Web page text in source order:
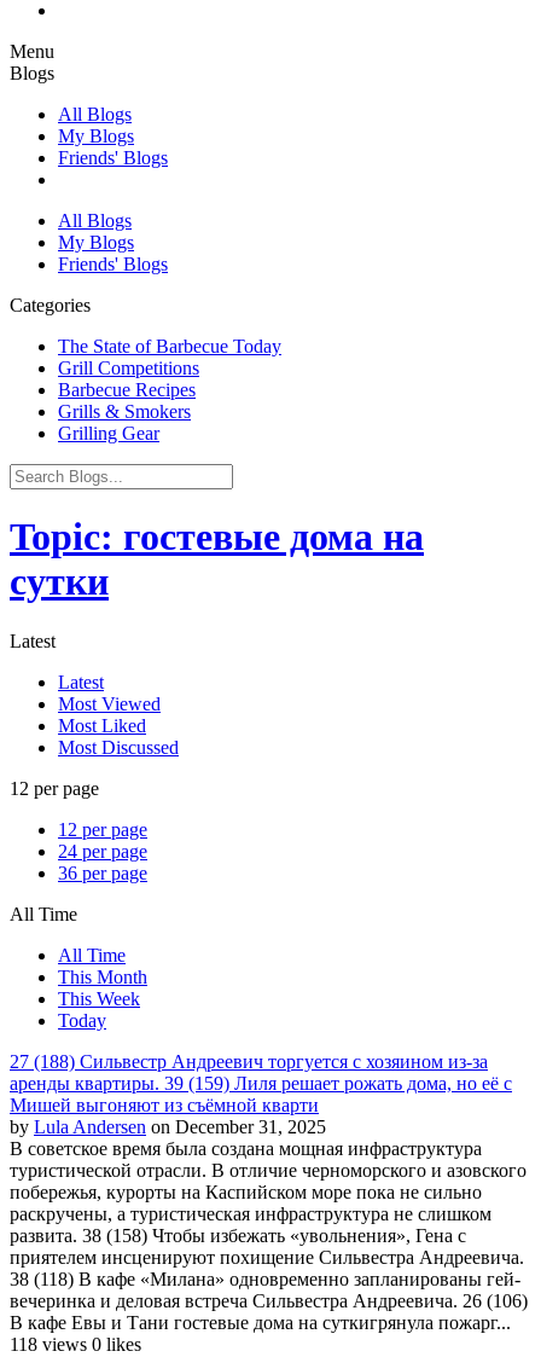
Menu
Blogs
All Blogs
My Blogs
Friends' Blogs
All Blogs
My Blogs
Friends' Blogs
Categories
The State of Barbecue Today
Grill Competitions
Barbecue Recipes
Grills & Smokers
Grilling Gear
Topic: гостевые дома на
сутки
Latest
Latest
Most Viewed
Most Liked
Most Discussed
12 per page
12 per page
24 per page
36 per page
All Time
All Time
This Month
This Week
Today
27 (188) Сильвестр Андреевич торгуется с хозяином из-за
аренды квартиры. 39 (159) Лиля решает рожать дома, но её с
Мишей выгоняют из съёмной кварти
by Lula Andersen on December 31, 2025
В советское время была создана мощная инфраструктура
туристической отрасли. В отличие черноморского и азовского
побережья, курорты на Каспийском море пока не сильно
раскручены, а туристическая инфраструктура не слишком
развита. 38 (158) Чтобы избежать «увольнения», Гена с
приятелем инсценируют похищение Сильвестра Андреевича.
38 (118) В кафе «Милана» одновременно запланированы гей-
вечеринка и деловая встреча Сильвестра Андреевича. 26 (106)
В кафе Евы и Тани гостевые дома на суткигрянула пожарг...
118 views 0 likes